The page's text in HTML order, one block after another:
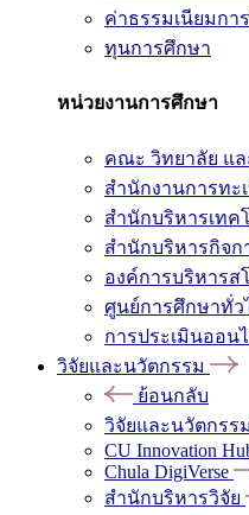
ค่าธรรมเนียมกา
ทุนการศึกษา
หน่วยงานการศึกษา
คณะ วิทยาลัย แ
สำนักงานการทะ
สำนักบริหารเทค
สำนักบริหารกิจก
องค์การบริหารส
ศูนย์การศึกษาทั่ว
การประเมินออน
วิจัยและนวัตกรรม
ย้อนกลับ
วิจัยและนวัตกรรม
CU Innovation
Chula DigiVerse
สำนักบริหารวิจัย